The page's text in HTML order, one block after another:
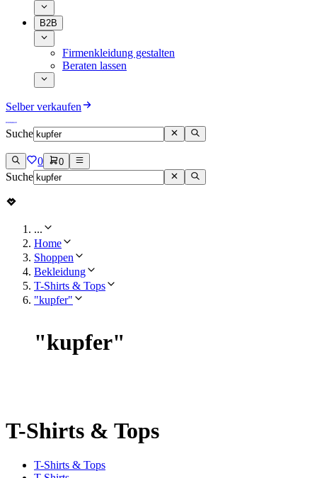
B2B
Firmenkleidung gestalten
Beraten lassen
Selber verkaufen
Suche
0 0
Suche
...
Home
Shoppen
Bekleidung
T-Shirts & Tops
"kupfer"
"kupfer"
T-Shirts & Tops
T-Shirts & Tops